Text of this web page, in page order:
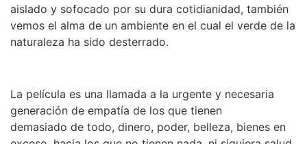
aislado y sofocado por su dura cotidianidad, también
vemos el alma de un ambiente en el cual el verde de la
naturaleza ha sido desterrado.
La película es una llamada a la urgente y necesaria
generación de empatía de los que tienen
demasiado de todo, dinero, poder, belleza, bienes en